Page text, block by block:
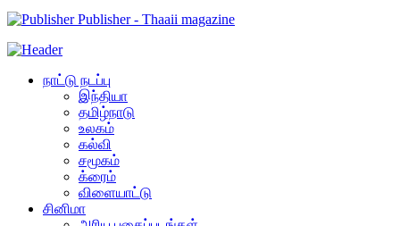
Publisher - Thaaii magazine
நாட்டு நடப்பு
இந்தியா
தமிழ்நாடு
உலகம்
கல்வி
சமூகம்
க்ரைம்
விளையாட்டு
சினிமா